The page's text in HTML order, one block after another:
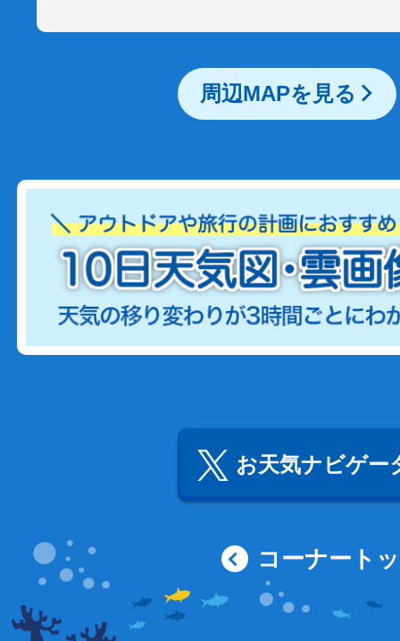
周辺MAPを見る
お天気ナビゲー
コーナート